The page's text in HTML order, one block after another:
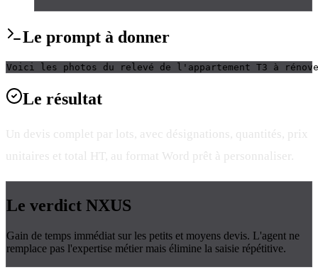
Le prompt à donner
Voici les photos du relevé de l'appartement T3 à
Le résultat
Un devis complet par lots, avec désignations, quantités, prix
unitaires et total HT, au format Word prêt à personnaliser.
Le verdict NXUS
Gain de temps immédiat sur les petits et moyens devis. L'agent ne
remplace pas l'expertise métier mais élimine la saisie répétitive.